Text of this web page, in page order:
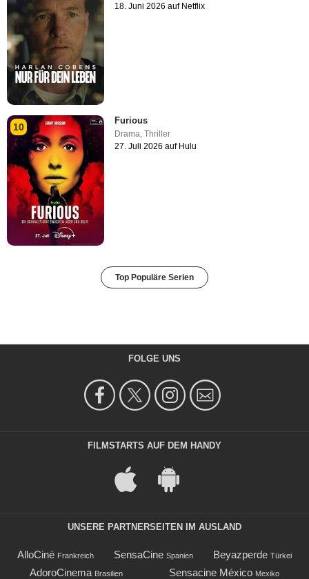
18. Juni 2026 auf Netflix
10
Furious
Drama,Thriller
27. Juli 2026 auf Hulu
Top Populäre Serien
FOLGE UNS
FILMSTARTS AUF DEM HANDY
UNSERE PARTNERSEITEN IM AUSLAND
AlloCiné Frankreich SensaCine Spanien Beyazperde Türkei
AdoroCinema Brasilien Sensacine México Mexiko